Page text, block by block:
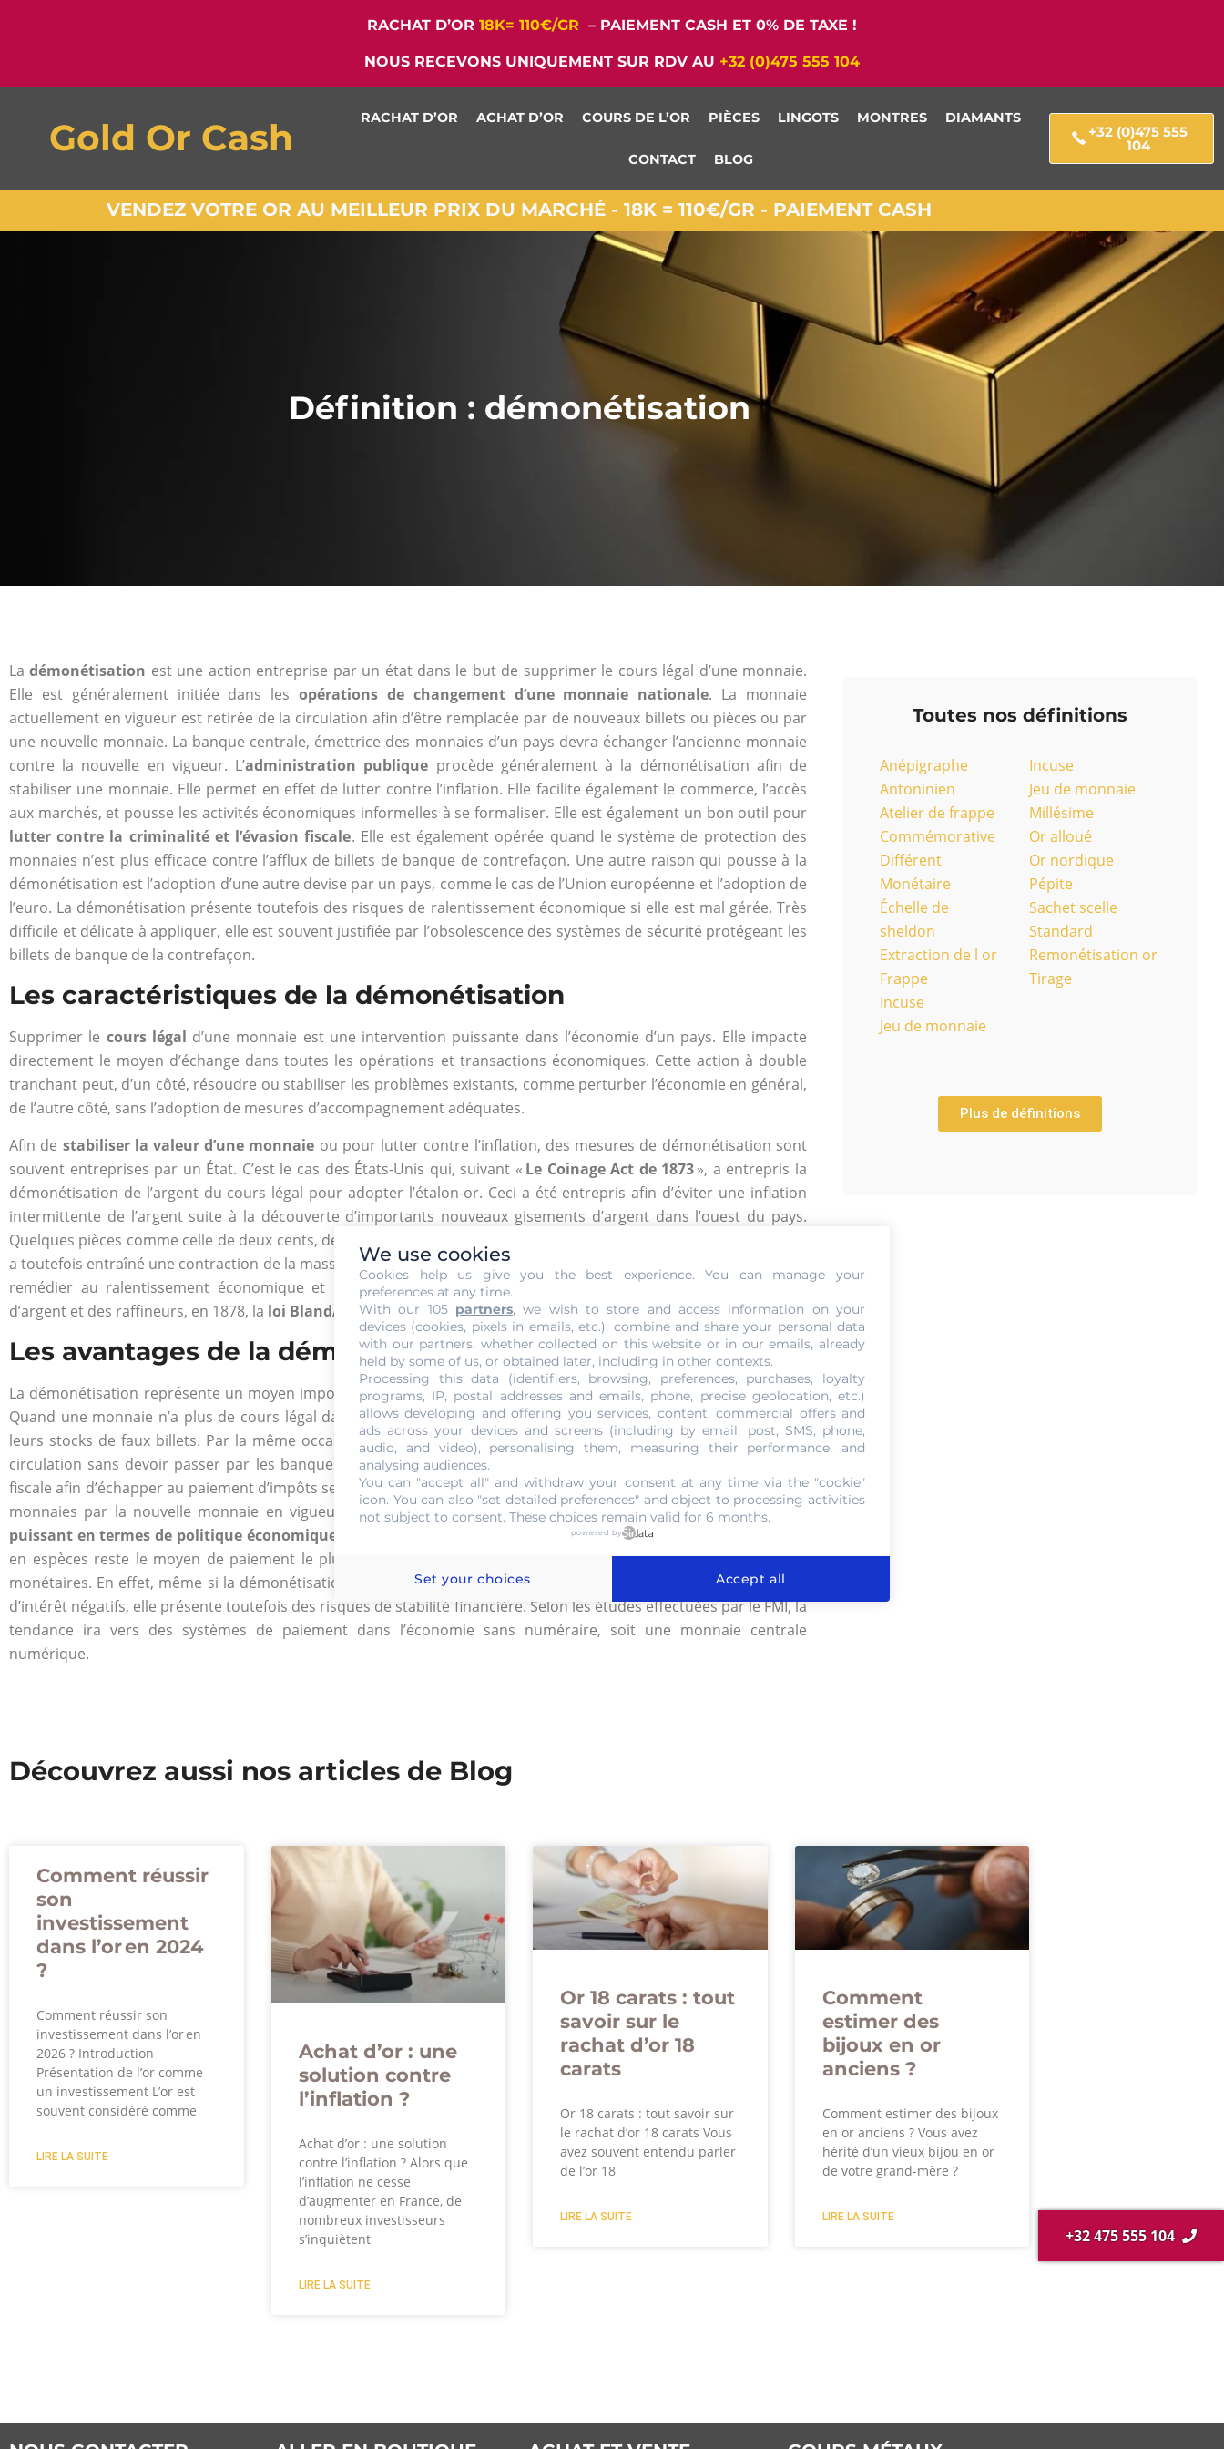
RACHAT D’OR 18K= 110€/GR – PAIEMENT CASH ET 0% DE TAXE !
NOUS RECEVONS UNIQUEMENT SUR RDV AU +32 (0)475 555 104
Gold Or Cash RACHAT D’OR ACHAT D’OR COURS DE L’OR PIÈCES LINGOTS MONTRES DIAMANTS
CONTACT BLOG
+32 (0)475 555
104
VENDEZ VOTRE OR AU MEILLEUR PRIX DU MARCHÉ - 18K = 110€/GR - PAIEMENT CASH
Définition : démonétisation
Ladémonétisation est une action entreprise par un état dans le but de supprimer le cours légal d’une monnaie.
Elle est généralement initiée dans lesopérations de changement d’une monnaie nationale. La monnaie
actuellement en vigueur est retirée de la circulation afin d’être remplacée par de nouveaux billets ou pièces ou par
une nouvelle monnaie. La banque centrale, émettrice des monnaies d’un pays devra échanger l’ancienne monnaie
contre la nouvelle en vigueur. L’administration publique procède généralement à la démonétisation afin de
stabiliser une monnaie. Elle permet en effet de lutter contre l’inflation. Elle facilite également le commerce, l’accès
aux marchés, et pousse les activités économiques informelles à se formaliser. Elle est également un bon outil pour
lutter contre la criminalité et l’évasion fiscale. Elle est également opérée quand le système de protection des
monnaies n’est plus efficace contre l’afflux de billets de banque de contrefaçon. Une autre raison qui pousse à la
démonétisation est l’adoption d’une autre devise par un pays, comme le cas de l’Union européenne et l’adoption de
l’euro. La démonétisation présente toutefois des risques de ralentissement économique si elle est mal gérée. Très
difficile et délicate à appliquer, elle est souvent justifiée par l’obsolescence des systèmes de sécurité protégeant les
billets de banque de la contrefaçon.
Les caractéristiques de la démonétisation
Supprimer le cours légal d’une monnaie est une intervention puissante dans l’économie d’un pays. Elle impacte
directement le moyen d’échange dans toutes les opérations et transactions économiques. Cette action à double
tranchant peut, d’un côté, résoudre ou stabiliser les problèmes existants, comme perturber l’économie en général,
de l’autre côté, sans l’adoption de mesures d’accompagnement adéquates.
Afin de stabiliser la valeur d’une monnaie ou pour lutter contre l’inflation, des mesures de démonétisation sont
souvent entreprises par un État. C’est le cas des États-Unis qui, suivant « Le Coinage Act de 1873», a entrepris la
démonétisation de l’argent du cours légal pour adopter l’étalon-or. Ceci a été entrepris afin d’éviter une inflation
intermittente de l’argent suite à la découverte d’importants nouveaux gisements d’argent dans l’ouest du pays.
Quelques pièces comme celle de deux cents, de trois cents et la pièce d’un et demi, ont été supprimés. Cette action
a toutefois entraîné une contraction de la masse monétaire américaine et une récession économique du pays. Pour
remédier au ralentissement économique et répondre aux pressions politiques des agriculteurs, des mineurs
d’argent et des raffineurs, en 1878, la loi BlandAllisona été adoptée pour rétablir l’argent comme monnaie légale.
Les avantages de la démonétisation
La démonétisation représente un moyen important de lutte contre la criminalité, l’évasion fiscale et la corruption.
Quand une monnaie n’a plus de cours légal dans un pays, lescontrefacteurs de billetsne pourront plus utiliser
leurs stocks de faux billets. Par la même occasion, ils ne pourront pas les échanger avec les nouveaux billets en
circulation sans devoir passer par les banques, et dans ce cas risquer de se faire prendre. Par ailleurs, l’évasion
fiscale afin d’échapper au paiement d’impôts sera limitée. Ces derniers devront procéder à l’échange des anciennes
monnaies par la nouvelle monnaie en vigueur dans un délai limité. La démonétisation est également un
outil
puissant en termes de politique économique
, notamment la politique monétaire d’un pays. Même si le paiement
en espèces reste le moyen de paiement le plus utilisé actuellement, la tendance va vers de nouvelles pratiques
monétaires. En effet, même si la démonétisation représente un intérêt significatif dans un environnement de taux
d’intérêt négatifs, elle présente toutefois des risques de stabilité financière. Selon les études effectuées par le FMI, la
tendance ira vers des systèmes de paiement dans l’économie sans numéraire, soit une monnaie centrale
numérique.
Toutes nos définitions
Anépigraphe
Antoninien
Atelier de frappe
Commémorative
Différent
Monétaire
Échelle de
sheldon
Extraction de l or
Frappe
Incuse
Jeu de monnaie
Incuse
Jeu de monnaie
Millésime
Or alloué
Or nordique
Pépite
Sachet scelle
Standard
Remonétisation or
Tirage
Plus de définitions
Découvrez aussi nos articles de Blog
Comment réussir
son
investissement
dans l’or en 2024
?
Comment réussir son
investissement dans l’or en
2026 ? Introduction
Présentation de l’or comme
un investissement L’or est
souvent considéré comme
LIRE LA SUITE
Achat d’or : une
solution contre
l’inflation ?
Achat d’or : une solution
contre l’inflation ? Alors que
l’inflation ne cesse
d’augmenter en France, de
nombreux investisseurs
s’inquiètent
LIRE LA SUITE
Or 18 carats : tout
savoir sur le
rachat d’or 18
carats
Or 18 carats : tout savoir sur
le rachat d’or 18 carats Vous
avez souvent entendu parler
de l’or 18
LIRE LA SUITE
Comment
estimer des
bijoux en or
anciens ?
Comment estimer des bijoux
en or anciens ? Vous avez
hérité d’un vieux bijou en or
de votre grand-mère ?
LIRE LA SUITE
+32 475 555 104
We use cookies
Cookies help us give you the best experience. You can manage your
preferences at any time.
With our 105 partners, we wish to store and access information on your
devices (cookies, pixels in emails, etc.), combine and share your personal data
with our partners, whether collected on this website or in our emails, already
held by some of us, or obtained later, including in other contexts.
Processing this data (identifiers, browsing, preferences, purchases, loyalty
programs, IP, postal addresses and emails, phone, precise geolocation, etc.)
allows developing and offering you services, content, commercial offers and
ads across your devices and screens (including by email, post, SMS, phone,
audio, and video), personalising them, measuring their performance, and
analysing audiences.
You can "accept all" and withdraw your consent at any time via the "cookie"
icon. You can also "set detailed preferences" and object to processing activities
not subject to consent. These choices remain valid for 6 months.
powered by
Set your choices Accept all